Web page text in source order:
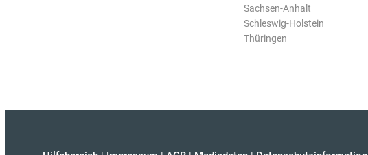
Sachsen-Anhalt
Schleswig-Holstein
Thüringen